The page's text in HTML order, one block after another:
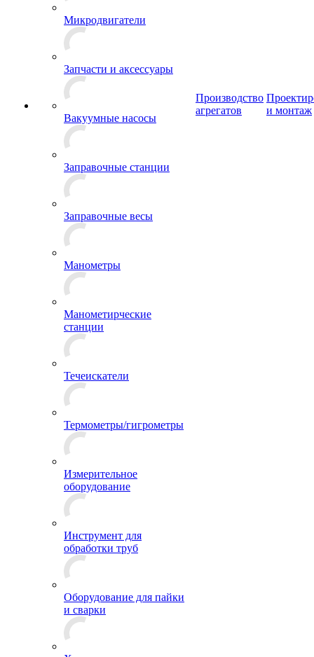
Микродвигатели
Запчасти и аксессуары
Вакуумные насосы
Заправочные станции
Заправочные весы
Манометры
Манометирческие
станции
Течеискатели
Термометры/гигрометры
Измерительное
оборудование
Инструмент для
обработки труб
Оборудование для пайки
и сварки
Производство
агрегатов
и монтаж